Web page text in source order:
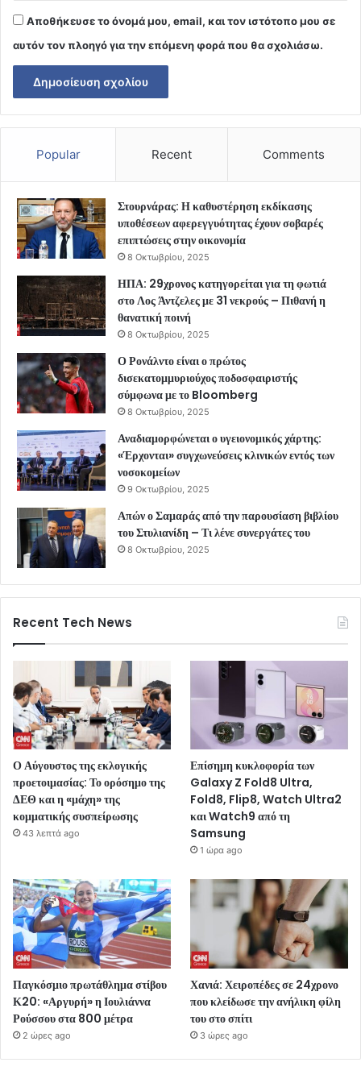
Αποθήκευσε το όνομά μου, email, και τον ιστότοπο μου σε
αυτόν τον πλοηγό για την επόμενη φορά που θα σχολιάσω.
Popular Recent Comments
Στουρνάρας: Η καθυστέρηση εκδίκασης
υποθέσεων αφερεγγυότητας έχουν σοβαρές
επιπτώσεις στην οικονομία
8 Οκτωβρίου, 2025
ΗΠΑ: 29χρονος κατηγορείται για τη φωτιά
στο Λος Άντζελες με 31 νεκρούς – Πιθανή η
θανατική ποινή
8 Οκτωβρίου, 2025
Ο Ρονάλντο είναι ο πρώτος
δισεκατομμυριούχος ποδοσφαιριστής
σύμφωνα με το Bloomberg
8 Οκτωβρίου, 2025
Αναδιαμορφώνεται ο υγειονομικός χάρτης:
«Έρχονται» συγχωνεύσεις κλινικών εντός των
νοσοκομείων
9 Οκτωβρίου, 2025
Απών ο Σαμαράς από την παρουσίαση βιβλίου
του Στυλιανίδη – Τι λένε συνεργάτες του
8 Οκτωβρίου, 2025
Recent Tech News
Ο Αύγουστος της εκλογικής
προετοιμασίας: Το ορόσημο της
ΔΕΘ και η «μάχη» της
κομματικής συσπείρωσης
43 λεπτά ago
Επίσημη κυκλοφορία των
Galaxy Z Fold8 Ultra,
Fold8, Flip8, Watch Ultra2
και Watch9 από τη
Samsung
1 ώρα ago
Παγκόσμιο πρωτάθλημα στίβου
Κ20: «Αργυρή» η Ιουλιάννα
Ρούσσου στα 800 μέτρα
2 ώρες ago
Χανιά: Χειροπέδες σε 24χρονο
που κλείδωσε την ανήλικη φίλη
του στο σπίτι
3 ώρες ago